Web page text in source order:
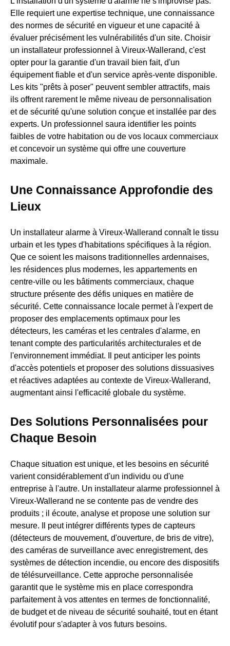
Elle requiert une expertise technique, une connaissance
des normes de sécurité en vigueur et une capacité à
évaluer précisément les vulnérabilités d'un site. Choisir
un installateur professionnel à Vireux-Wallerand, c'est
opter pour la garantie d'un travail bien fait, d'un
équipement fiable et d'un service après-vente disponible.
Les kits "prêts à poser" peuvent sembler attractifs, mais
ils offrent rarement le même niveau de personnalisation
et de sécurité qu'une solution conçue et installée par des
experts. Un professionnel saura identifier les points
faibles de votre habitation ou de vos locaux commerciaux
et concevoir un système qui offre une couverture
maximale.
Une Connaissance Approfondie des
Lieux
Un installateur alarme à Vireux-Wallerand connaît le tissu
urbain et les types d'habitations spécifiques à la région.
Que ce soient les maisons traditionnelles ardennaises,
les résidences plus modernes, les appartements en
centre-ville ou les bâtiments commerciaux, chaque
structure présente des défis uniques en matière de
sécurité. Cette connaissance locale permet à l'expert de
proposer des emplacements optimaux pour les
détecteurs, les caméras et les centrales d'alarme, en
tenant compte des particularités architecturales et de
l'environnement immédiat. Il peut anticiper les points
d'accès potentiels et proposer des solutions dissuasives
et réactives adaptées au contexte de Vireux-Wallerand,
augmentant ainsi l'efficacité globale du système.
Des Solutions Personnalisées pour
Chaque Besoin
Chaque situation est unique, et les besoins en sécurité
varient considérablement d'un individu ou d'une
entreprise à l'autre. Un installateur alarme professionnel à
Vireux-Wallerand ne se contente pas de vendre des
produits ; il écoute, analyse et propose une solution sur
mesure. Il peut intégrer différents types de capteurs
(détecteurs de mouvement, d'ouverture, de bris de vitre),
des caméras de surveillance avec enregistrement, des
systèmes de détection incendie, ou encore des dispositifs
de télésurveillance. Cette approche personnalisée
garantit que le système mis en place correspondra
parfaitement à vos attentes en termes de fonctionnalité,
de budget et de niveau de sécurité souhaité, tout en étant
évolutif pour s'adapter à vos futurs besoins.